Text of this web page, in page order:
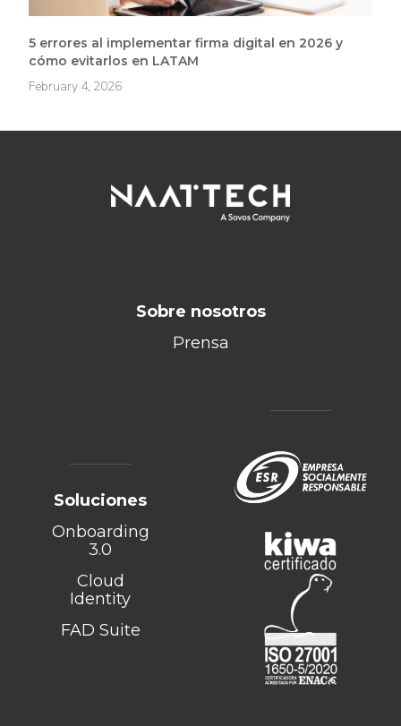
5 errores al implementar firma digital en 2026 y
cómo evitarlos en LATAM
February 4, 2026
Sobre nosotros
Prensa
Soluciones
Onboarding
3.0
Cloud
Identity
FAD Suite